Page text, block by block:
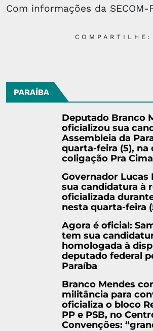
Com informações da SECOM-
COMPARTILHE:
PARAÍBA
Deputado Branco
oficializou sua
Assembleia da
quarta-feira (5), na
coligação Pra
Governador Lucas
sua candidatura à
oficializada
nesta quarta-feira
Agora é oficial:
tem sua
homologada à
deputado federal
Paraíba
Branco Mendes
militância para
oficializa o bloco
PP e PSB, no
Convenções: